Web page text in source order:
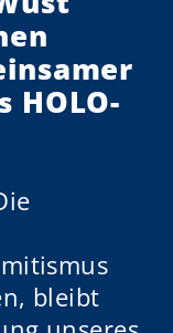
HOLO-
bleibt